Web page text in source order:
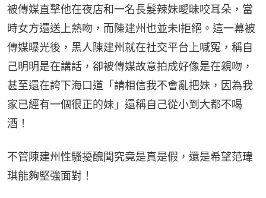
被傳媒直擊他在夜店和一名長髮辣妹曖昧咬耳朵，當
時女方還送上熱吻，而陳建州也並未l拒絕。這一幕被
傳媒曝光後，黑人陳建州就在社交平台上喊冤，稱自
己明明是在講話，卻被傳媒故意拍成好像是在親吻，
甚至還在誇下海口道「請相信我不會亂把妹，因為我
家已經有一個很正的妹」還稱自己從小到大都不喝
酒！
不管陳建州性騷擾醜聞究竟是真是假，還是希望范瑋
琪能夠堅強面對！